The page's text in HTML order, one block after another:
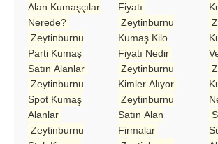
Alan Kumaşçılar
Nerede?
Zeytinburnu
Parti Kumaş
Satın Alanlar
Zeytinburnu
Spot Kumaş
Alanlar
Zeytinburnu
Fiyatı
Zeytinburnu
Kumaş Kilo
Fiyatı Nedir
Zeytinburnu
Kimler Alıyor
Zeytinburnu
Satın Alan
Firmalar